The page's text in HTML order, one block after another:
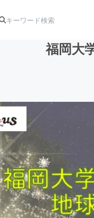
アート・写真
テクノロジー・ガジェット
映像・映画
ビジネス・起業
福岡大